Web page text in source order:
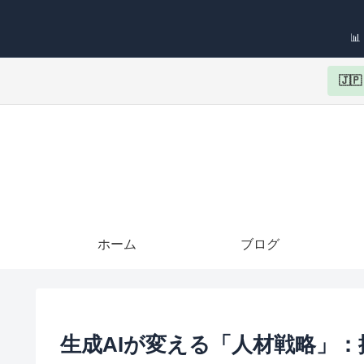
📊
🇯🇵
ホーム ブログ
生成AIが変える「人材戦略」